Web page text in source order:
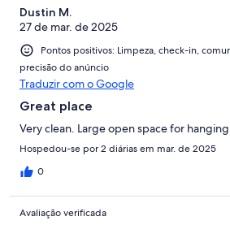
Dustin M.
27 de mar. de 2025
Pontos positivos: Limpeza, check-in,
precisão do anúncio
Traduzir com o Google
Great place
Very clean. Large open space for
Hospedou-se por 2 diárias em mar. de 2025
0
Avaliação verificada